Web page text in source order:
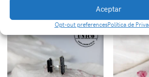
Aceptar
Opt-out preferencesPolítica de